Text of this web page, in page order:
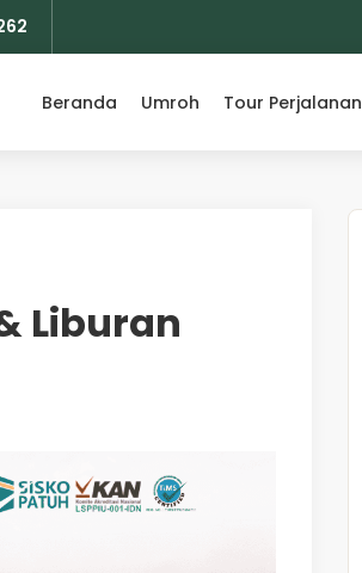
Beranda Umroh Tour Perjalanan
Liburan